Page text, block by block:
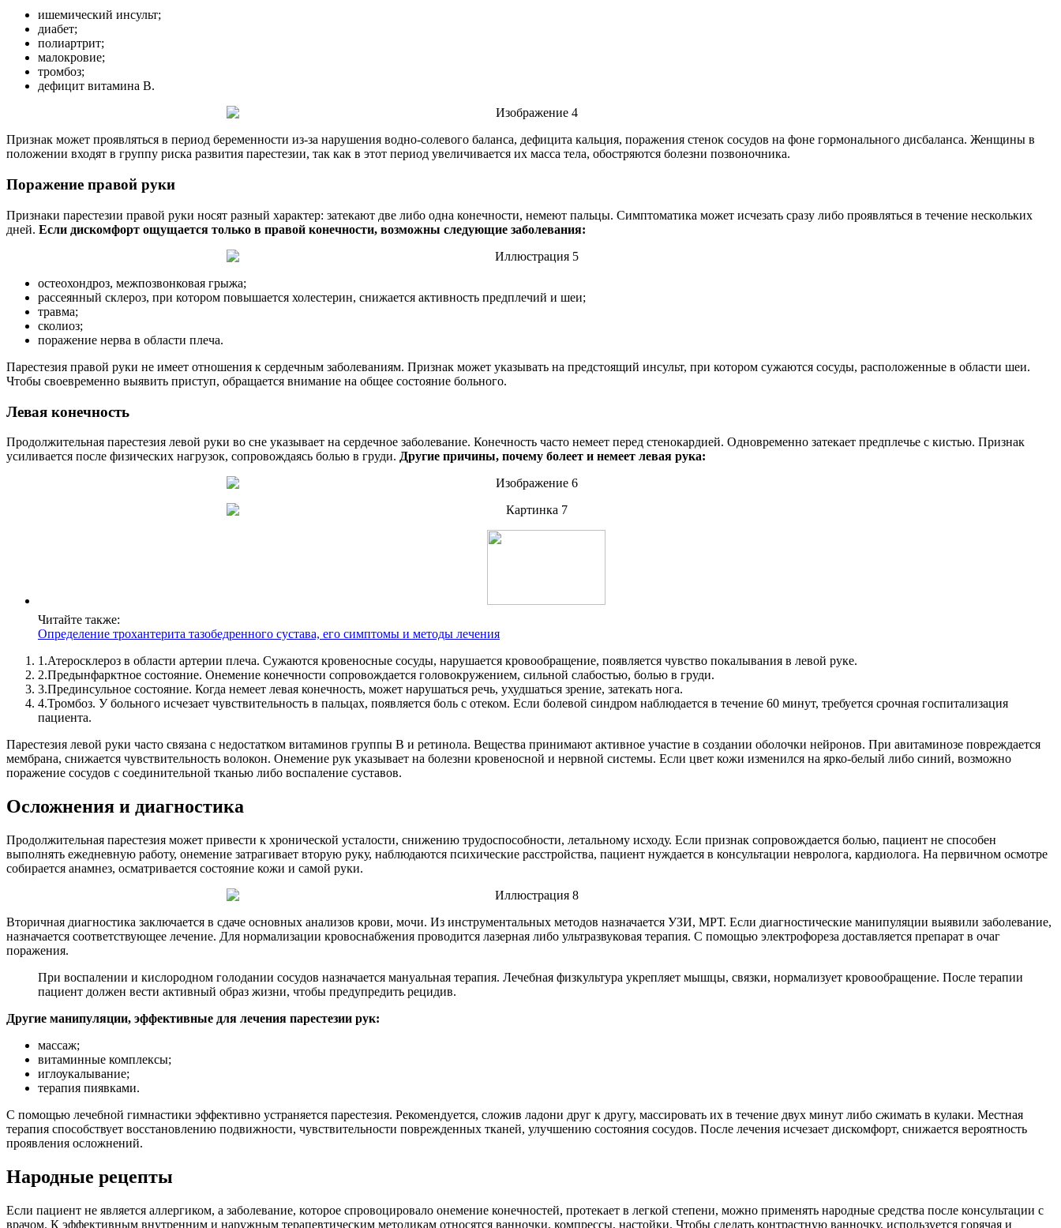
ишемический инсульт;
диабет;
полиартрит;
малокровие;
тромбоз;
дефицит витамина В.
Признак может проявляться в период беременности из-за нарушения водно-солевого баланса, дефицита кальция, поражения стенок сосудов на фоне гормонального дисбаланса. Женщины в
положении входят в группу риска развития парестезии, так как в этот период увеличивается их масса тела, обостряются болезни позвоночника.
Поражение правой руки
Признаки парестезии правой руки носят разный характер: затекают две либо одна конечности, немеют пальцы. Симптоматика может исчезать сразу либо проявляться в течение нескольких
дней. Если дискомфорт ощущается только в правой конечности, возможны следующие заболевания:
остеохондроз, межпозвонковая грыжа;
рассеянный склероз, при котором повышается холестерин, снижается активность предплечий и шеи;
травма;
сколиоз;
поражение нерва в области плеча.
Парестезия правой руки не имеет отношения к сердечным заболеваниям. Признак может указывать на предстоящий инсульт, при котором сужаются сосуды, расположенные в области шеи.
Чтобы своевременно выявить приступ, обращается внимание на общее состояние больного.
​Левая конечность
Продолжительная парестезия левой руки во сне указывает на сердечное заболевание. Конечность часто немеет перед стенокардией. Одновременно затекает предплечье с кистью. Признак
усиливается после физических нагрузок, сопровождаясь болью в груди. Другие причины, почему болеет и немеет левая рука:
Читайте также:
Определение трохантерита тазобедренного сустава, его симптомы и методы лечения
1.Атеросклероз в области артерии плеча. Сужаются кровеносные сосуды, нарушается кровообращение, появляется чувство покалывания в левой руке.
2.Предынфарктное состояние. Онемение конечности сопровождается головокружением, сильной слабостью, болью в груди.
3.Прединсульное состояние. Когда немеет левая конечность, может нарушаться речь, ухудшаться зрение, затекать нога.
4.Тромбоз. У больного исчезает чувствительность в пальцах, появляется боль с отеком. Если болевой синдром наблюдается в течение 60 минут, требуется срочная госпитализация
пациента.
Парестезия левой руки часто связана с недостатком витаминов группы В и ретинола. Вещества принимают активное участие в создании оболочки нейронов. При авитаминозе повреждается
мембрана, снижается чувствительность волокон. Онемение рук указывает на болезни кровеносной и нервной системы. Если цвет кожи изменился на ярко-белый либо синий, возможно
поражение сосудов с соединительной тканью либо воспаление суставов.
Осложнения и диагностика
Продолжительная парестезия может привести к хронической усталости, снижению трудоспособности, летальному исходу. Если признак сопровождается болью, пациент не способен
выполнять ежедневную работу, онемение затрагивает вторую руку, наблюдаются психические расстройства, пациент нуждается в консультации невролога, кардиолога. На первичном осмотре
собирается анамнез, осматривается состояние кожи и самой руки.
Вторичная диагностика заключается в сдаче основных анализов крови, мочи. Из инструментальных методов назначается УЗИ, МРТ. Если диагностические манипуляции выявили заболевание,
назначается соответствующее лечение. Для нормализации кровоснабжения проводится лазерная либо ультразвуковая терапия. С помощью электрофореза доставляется препарат в очаг
поражения.
При воспалении и кислородном голодании сосудов назначается мануальная терапия. Лечебная физкультура укрепляет мышцы, связки, нормализует кровообращение. После терапии
пациент должен вести активный образ жизни, чтобы предупредить рецидив.
Другие манипуляции, эффективные для лечения парестезии рук:
массаж;
витаминные комплексы;
иглоукалывание;
терапия пиявками.
С помощью лечебной гимнастики эффективно устраняется парестезия. Рекомендуется, сложив ладони друг к другу, массировать их в течение двух минут либо сжимать в кулаки. Местная
терапия способствует восстановлению подвижности, чувствительности поврежденных тканей, улучшению состояния сосудов. После лечения исчезает дискомфорт, снижается вероятность
проявления осложнений.
Народные рецепты
Если пациент не является аллергиком, а заболевание, которое спровоцировало онемение конечностей, протекает в легкой степени, можно применять народные средства после консультации с
врачом. К эффективным внутренним и наружным терапевтическим методикам относятся ванночки, компрессы, настойки. Чтобы сделать контрастную ванночку, используется горячая и